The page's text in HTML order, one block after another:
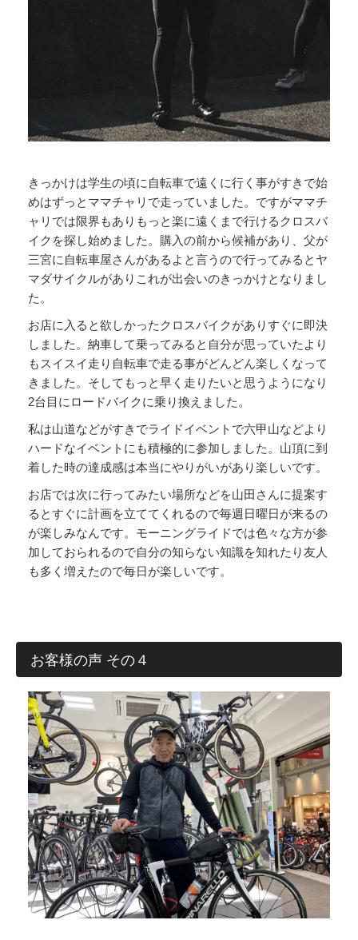
きっかけは学生の頃に自転車で遠くに行く事がすきで始
めはずっとママチャリで走っていました。ですがママチ
ャリでは限界もありもっと楽に遠くまで行けるクロスバ
イクを探し始めました。購入の前から候補があり、父が
三宮に自転車屋さんがあるよと言うので行ってみるとヤ
マダサイクルがありこれが出会いのきっかけとなりまし
た。
お店に入ると欲しかったクロスバイクがありすぐに即決
しました。納車して乗ってみると自分が思っていたより
もスイスイ走り自転車で走る事がどんどん楽しくなって
きました。そしてもっと早く走りたいと思うようになり
2台目にロードバイクに乗り換えました。
私は山道などがすきでライドイベントで六甲山などより
ハードなイベントにも積極的に参加しました。山頂に到
着した時の達成感は本当にやりがいがあり楽しいです。
お店では次に行ってみたい場所などを山田さんに提案す
るとすぐに計画を立ててくれるので毎週日曜日が来るの
が楽しみなんです。モーニングライドでは色々な方が参
加しておられるので自分の知らない知識を知れたり友人
も多く増えたので毎日が楽しいです。
お客様の声 その４